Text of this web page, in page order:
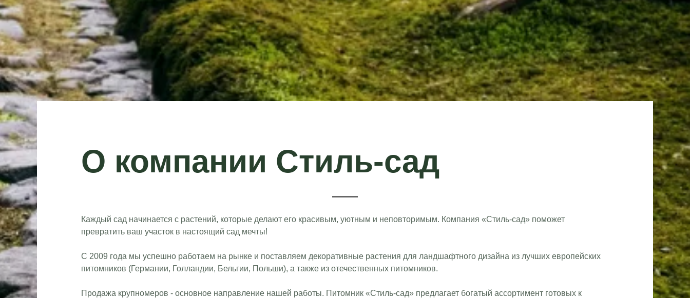
О компании Стиль-сад
Каждый сад начинается с растений, которые делают его красивым, уютным и неповторимым. Компания «Стиль-сад» поможет
превратить ваш участок в настоящий сад мечты!
С 2009 года мы успешно работаем на рынке и поставляем декоративные растения для ландшафтного дизайна из лучших европейских
питомников (Германии, Голландии, Бельгии, Польши), а также из отечественных питомников.
Продажа крупномеров - основное направление нашей работы. Питомник «Стиль-сад» предлагает богатый ассортимент готовых к